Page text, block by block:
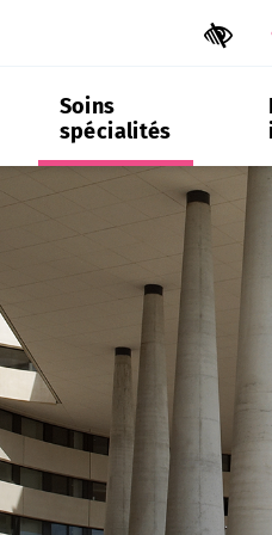
Outils
Soins
spécialités